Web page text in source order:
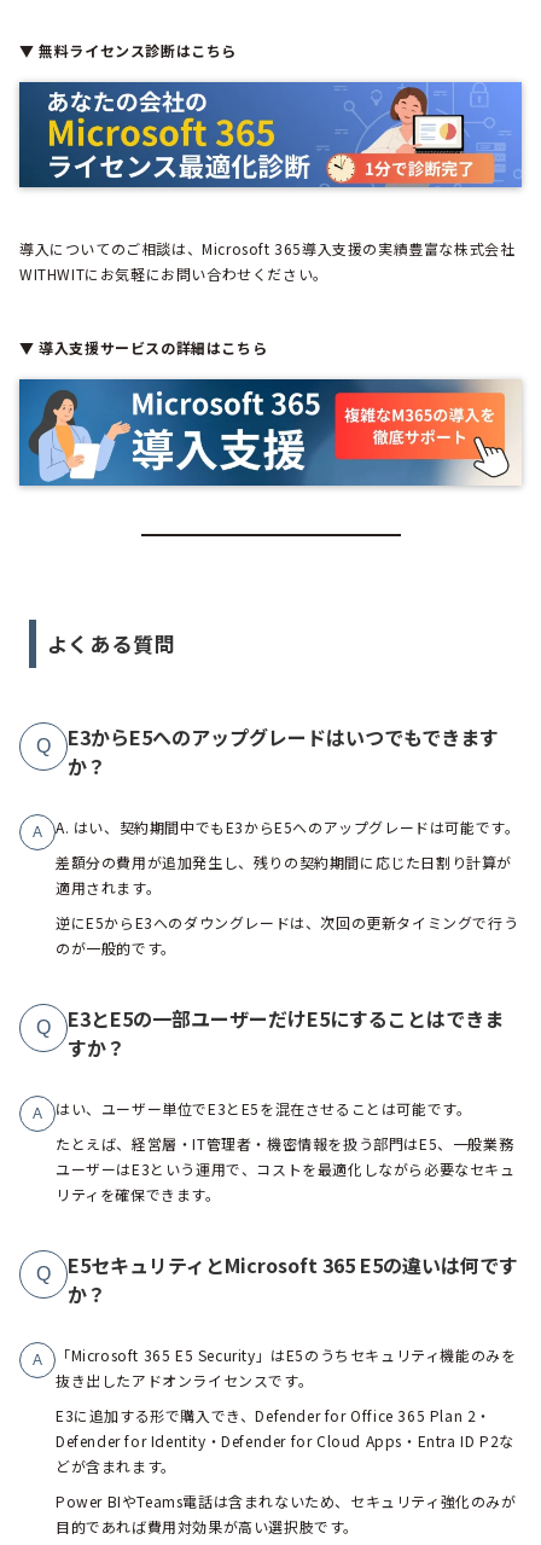
▼ 無料ライセンス診断はこちら
導入についてのご相談は、Microsoft 365導入支援の実績豊富な株式会社
WITHWITにお気軽にお問い合わせください。
▼ 導入支援サービスの詳細はこちら
よくある質問
Q
E3からE5へのアップグレードはいつでもできます
か？
A
A. はい、契約期間中でもE3からE5へのアップグレードは可能です。
差額分の費用が追加発生し、残りの契約期間に応じた日割り計算が
適用されます。
逆にE5からE3へのダウングレードは、次回の更新タイミングで行う
のが一般的です。
Q
E3とE5の一部ユーザーだけE5にすることはできま
すか？
A
はい、ユーザー単位でE3とE5を混在させることは可能です。
たとえば、経営層・IT管理者・機密情報を扱う部門はE5、一般業務
ユーザーはE3という運用で、コストを最適化しながら必要なセキュ
リティを確保できます。
Q
E5セキュリティとMicrosoft 365 E5の違いは何です
か？
A
「Microsoft 365 E5 Security」はE5のうちセキュリティ機能のみを
抜き出したアドオンライセンスです。
E3に追加する形で購入でき、Defender for Office 365 Plan 2・
Defender for Identity・Defender for Cloud Apps・Entra ID P2な
どが含まれます。
Power BIやTeams電話は含まれないため、セキュリティ強化のみが
目的であれば費用対効果が高い選択肢です。